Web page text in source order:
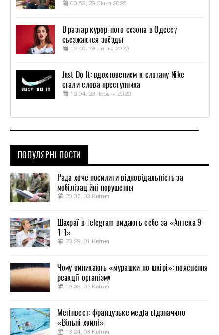
00:53, 29 Січня 2025
В разгар курортного сезона в Одессу
съезжаются звёзды
12:40, 19 Липня 2020
Just Do It: вдохновением к слогану Nike
стали слова преступника
19:04, 23 Червня 2020
ПОПУЛЯРНІ ПОСТИ
Рада хоче посилити відповідальність за
мобілізаційні порушення
20:07, 03 Квітня
Шахраї в Telegram видають себе за «Аптека 9-
1-1»
23:29, 01 Квітня
Чому виникають «мурашки по шкірі»: пояснення
реакції організму
19:03, 02 Квітня
Метінвест: французьке медіа відзначило
«Вільні хвилі»
13:24, 03 Квітня